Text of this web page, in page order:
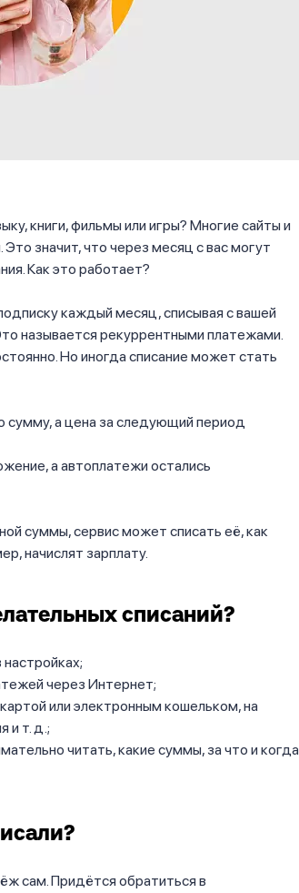
книги, фильмы или игры? Многие сайты и
значит, что через месяц с вас могут
Как это работает?
каждый месяц, списывая с вашей
называется рекуррентными платежами.
Но иногда списание может стать
сумму, а цена за следующий период
а автоплатежи остались
суммы, сервис может списать её, как
начислят зарплату.
списаний?
через Интернет;
или электронным кошельком, на
и т. д.;
читать, какие суммы, за что и когда
сам. Придётся обратиться в